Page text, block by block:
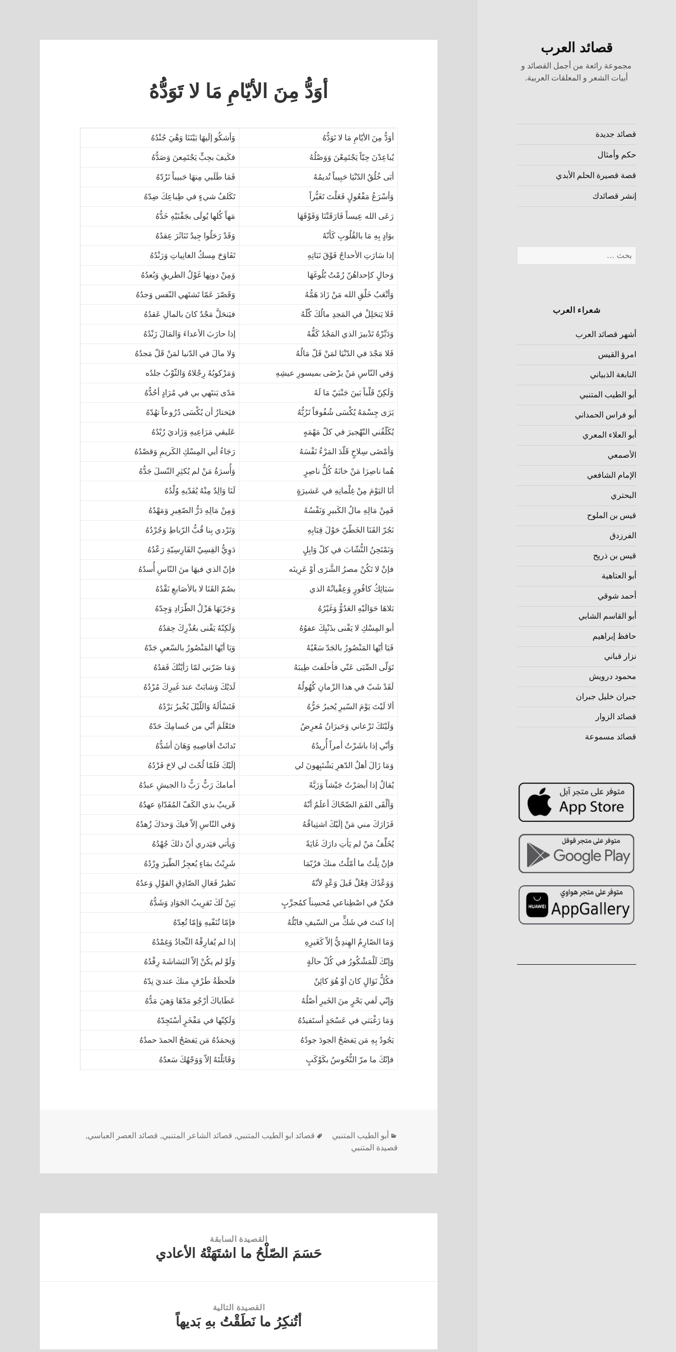
قصائد العرب
مجموعة رائعة من أجمل القصائد و
أبيات الشعر و المعلقات العربية.
قصائد جديدة
حكم وأمثال
قصة قصيرة الحلم الأبدي
إنشر قصائدك
شعراء العرب
أشهر قصائد العرب
امرؤ القيس
النابغة الذبياني
أبو الطيب المتنبي
أبو فراس الحمداني
أبو العلاء المعري
الأصمعي
الإمام الشافعي
البحتري
قيس بن الملوح
الفرزدق
قيس بن ذريح
أبو العتاهية
أحمد شوقي
أبو القاسم الشابي
حافظ إبراهيم
نزار قباني
محمود درويش
جبران خليل جبران
قصائد الزوار
قصائد مسموعة
أوَدُّ مِنَ الأيّامِ مَا لا تَوَدُّهُ
أوَدُّ مِنَ الأيّامِ مَا لا تَوَدُّهُ وَأشكُو إلَيهَا بَيْنَنَا وَهْيَ جُنْدُهُ
يُباعِدْنَ حِبّاً يَجْتَمِعْنَ وَوَصْلُهُ فكَيفَ بحِبٍّ يَجْتَمِعنَ وَصَدُّهُ
أبَى خُلُقُ الدّنْيَا حَبِيباً تُديمُهُ فَمَا طَلَبي مِنهَا حَبيباً تَرُدّهُ
وَأسْرَعُ مَفْعُولٍ فَعَلْتَ تَغَيُّراً تَكَلفُ شيءٍ في طِباعِكَ ضِدّهُ
رَعَى الله عِيساً فَارَقَتْنَا وَفَوْقَهَا مَهاً كُلها يُولَى بجَفْنَيْهِ خَدُّهُ
بوَادٍ بِهِ مَا بالقُلُوبِ كَأنّهُ وَقَدْ رَحَلُوا جِيدٌ تَنَاثَرَ عِقدُهُ
إذا سَارَتِ الأحداجُ فَوْقَ نَبَاتِهِ تَفَاوَحَ مِسكُ الغانِياتِ وَرَنْدُهُ
وَحالٍ كإحداهُنّ رُمْتُ بُلُوغَهَا وَمِنْ دونِها غَوْلُ الطريقِ وَبُعدُهُ
وَأتْعَبُ خَلْقِ الله مَنْ زَادَ هَمُّهُ وَقَصّرَ عَمّا تَشتَهي النّفس وَجدُهُ
فَلا يَنحَلِلْ في المَجدِ مالُكَ كُلّهُ فيَنحَلَّ مَجْدٌ كانَ بالمالِ عَقدُهُ
وَدَبِّرْهُ تَدْبيرَ الذي المَجْدُ كَفُّهُ إذا حارَبَ الأعداءَ وَالمَالَ زَنْدُهُ
فَلا مَجْدَ في الدّنْيَا لمَنْ قَلّ مَالُهُ وَلا مالَ في الدّنيا لمَنْ قَلّ مَجدُهُ
وَفي النّاسِ مَنْ يرْضَى بميسورِ عيشِهِ وَمَرْكوبُهُ رِجْلاهُ وَالثّوْبُ جلدُه
وَلَكِنّ قَلْباً بَينَ جَنْبَيّ مَا لَهُ مَدًى يَنتَهي بي في مُرَادٍ أحُدُّهُ
يَرَى جِسْمَهُ يُكْسَى شُفُوفاً تَرُبُّهُ فيَختارُ أن يُكْسَى دُرُوعاً تهُدّهُ
يُكَلّفُني التّهْجيرَ في كلّ مَهْمَهٍ عَليقي مَرَاعِيهِ وَزَاديَ رُبْدُهُ
وَأمْضَى سِلاحٍ قَلّدَ المَرْءُ نَفْسَهُ رَجَاءُ أبي المِسْكِ الكَريمِ وَقصْدُهُ
هُما ناصِرَا مَنْ خانَهُ كُلُّ ناصِرٍ وَأُسرَةُ مَنْ لم يُكثِرِ النّسلَ جَدُّهُ
أنَا اليَوْمَ مِنْ غِلْمانِهِ في عَشيرَةٍ لَنَا وَالِدٌ مِنْهُ يُفَدّيهِ وُلْدُهُ
فَمِنْ مَالِهِ مالُ الكَبيرِ وَنَفْسُهُ وَمِنْ مَالِهِ دَرُّ الصّغِيرِ وَمَهْدُهُ
نَجُرّ القَنَا الخَطّيّ حَوْلَ قِبَابِهِ وَتَرْدي بِنا قُبُّ الرّباطِ وَجُرْدُهُ
وَنَمْتَحِنُ النُّشّابَ في كلّ وَابِلٍ دَوِيُّ القِسِيّ الفَارِسِيّةِ رَعْدُهُ
فإنْ لا تَكُنْ مصرُ الشَّرَى أوْ عَرِينَه فإنّ الذي فيهَا منَ النّاسِ أُسدُهُ
سَبَائِكُ كافُورٍ وَعِقْيانُهُ الذي بصُمّ القَنَا لا بالأصَابعِ نَقْدُهُ
بَلاهَا حَوَالَيْهِ العَدُوُّ وَغَيْرُهُ وَجَرّبَهَا هَزْلُ الطّرَادِ وَجِدّهُ
أبو المِسْكِ لا يَفْنى بذَنْبِكَ عفوُهُ وَلَكِنّهُ يَفْنى بعُذْرِكَ حِقدُهُ
فَيَا أيّها المَنْصُورُ بالجَدّ سَعْيُهُ وَيَا أيّها المَنْصُورُ بالسّعيِ جَدّهُ
تَوَلّى الصِّبَى عَنّي فأخلَفتَ طِيبَهُ وَمَا ضَرّني لمّا رَأيْتُكَ فَقدُهُ
لَقَدْ شَبّ في هذا الزّمانِ كُهُولُهُ لَدَيْكَ وَشابَتْ عندَ غَيرِكَ مُرْدُهُ
ألا لَيْتَ يَوْمَ السّيرِ يُخبرُ حَرُّهُ فَتَسْألَهُ وَاللّيْلَ يُخْبرُ بَرْدُهُ
وَلَيْتَكَ تَرْعاني وَحَيرَانُ مُعرِضٌ فتَعْلَمَ أنّي من حُسامِكَ حَدّهُ
وَأنّي إذا باشَرْتُ أمراً أُريدُهُ تَدانَتْ أقاصِيهِ وَهَانَ أشَدُّهُ
وَمَا زَالَ أهلُ الدّهرِ يَشْتَبِهونَ لي إلَيْكَ فَلَمّا لُحْتَ لي لاحَ فَرْدُهُ
يُقالُ إذا أبصَرْتُ جَيْشاً وَرَبَّهُ أمامكَ رَبٌّ رَبُّ ذا الجيشِ عبدُهُ
وَألْقَى الفَمَ الضّحّاكَ أعلَمُ أنّهُ قَريبٌ بذي الكَفّ المُفَدّاةِ عهدُهُ
فَزَارَكَ مني مَنْ إلَيْكَ اشتِياقُهُ وَفي النّاسِ إلاّ فيكَ وَحدَكَ زُهدُهُ
يُخَلِّفُ مَنْ لم يَأتِ دارَكَ غَايَةً وَيأتي فيَدري أنّ ذلكَ جُهْدُهُ
فإنْ نِلْتُ ما أمّلْتُ منكَ فرُبّمَا شَرِبْتُ بمَاءٍ يُعجِزُ الطّيرَ وِرْدُهُ
وَوَعْدُكَ فِعْلٌ قَبلَ وَعْدٍ لأنّهُ نَظيرُ فَعَالِ الصّادِقِ القوْلِ وَعدُهُ
فكنْ في اصْطِناعي مُحسِناً كمُجرِّبٍ يَبِنْ لَكَ تَقرِيبُ الجَوَادِ وَشَدُّهُ
إذا كنتَ في شَكٍّ من السّيفِ فابْلُهُ فإمّا تُنَفّيهِ وَإمّا تُعِدّهُ
وَمَا الصّارِمُ الهِندِيُّ إلاّ كَغَيرِهِ إذا لم يُفارِقْهُ النِّجادُ وَغِمْدُهُ
وَإنّكَ لَلْمَشْكُورُ في كُلّ حالَةٍ وَلَوْ لم يكُنْ إلاّ البَشاشَةَ رِفْدُهُ
فكُلُّ نَوَالٍ كانَ أوْ هُوَ كائِنٌ فلَحظَةُ طَرْفٍ منكَ عنديَ نِدّهُ
وَإنّي لَفي بَحْرٍ منَ الخَيرِ أصْلُهُ عَطَاياكَ أرْجُو مَدّهَا وَهيَ مَدُّهُ
وَمَا رَغْبَتي في عَسْجَدٍ أستَفيدُهُ وَلَكِنّها في مَفْخَرٍ أسْتَجِدّهُ
يَجُودُ بِهِ مَن يَفضَحُ الجودَ جودُهُ وَيحمَدُهُ مَن يَفضَحُ الحمدَ حمدُهُ
فإنّكَ ما مرّ النُّحُوسُ بكَوْكَبٍ وَقَابَلْتَهُ إلاّ وَوَجْهُكَ سَعدُهُ
أبو الطيب المتنبي قصائد ابو الطيب المتنبي, قصائد الشاعر المتنبي, قصائد العصر العباسي,
قصيدة المتنبي
القصيدة السابقة
حَسَمَ الصّلْحُ ما اشتَهَتْهُ الأعادي
القصيدة التالية
أتُنكِرُ ما نَطَقْتُ بهِ بَديهاً